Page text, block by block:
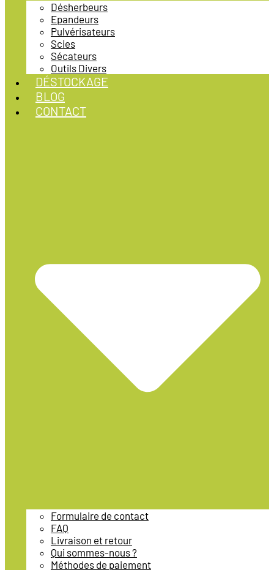
Désherbeurs
Epandeurs
Pulvérisateurs
Scies
Sécateurs
Outils Divers
DÉSTOCKAGE
BLOG
CONTACT
Formulaire de contact
FAQ
Livraison et retour
Qui sommes-nous ?
Méthodes de paiement